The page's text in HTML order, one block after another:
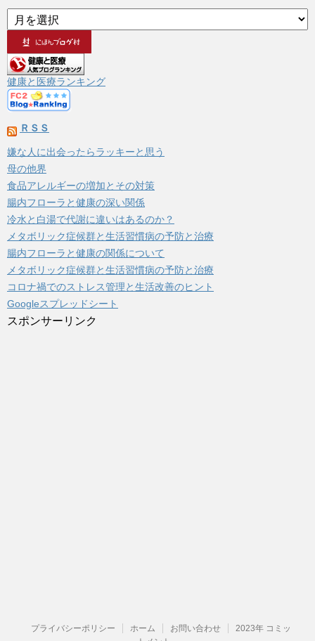
ア
ー
イ
ブ
健康と医療ランキング
ＲＳＳ
嫌な人に出会ったらラッキーと思う
母の他界
食品アレルギーの増加とその対策
腸内フローラと健康の深い関係
冷水と白湯で代謝に違いはあるのか？
メタボリック症候群と生活習慣病の予防と治療
腸内フローラと健康の関係について
メタボリック症候群と生活習慣病の予防と治療
コロナ禍でのストレス管理と生活改善のヒント
Googleスプレッドシート
スポンサーリンク
プライバシーポリシー ホーム お問い合わせ
2023年 コミッ